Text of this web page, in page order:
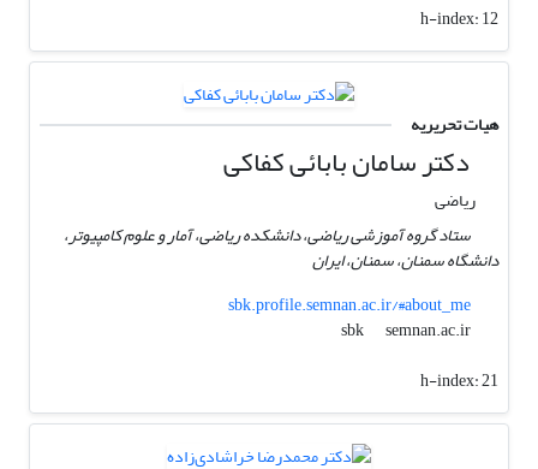
h-index:12
هیات تحریریه
دکتر سامان بابائی کفاکی
ریاضی
ستاد گروه آموزشی ریاضی، دانشکده ریاضی، آمار و علوم کامپیوتر،
دانشگاه سمنان، سمنان، ایران
sbk.profile.semnan.ac.ir/#about_me
sbk
semnan.ac.ir
h-index:21